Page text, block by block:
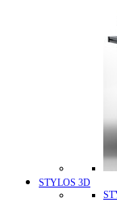
STYLOS 3D